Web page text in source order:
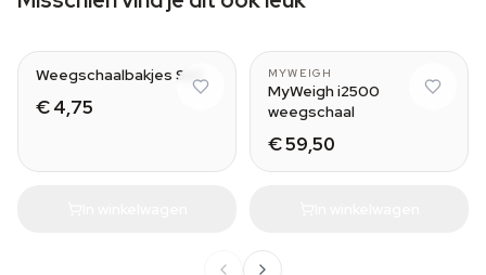
Weegschaalbakjes Set
€ 4,75
MYWEIGH
MyWeigh i2500
weegschaal
€ 59,50